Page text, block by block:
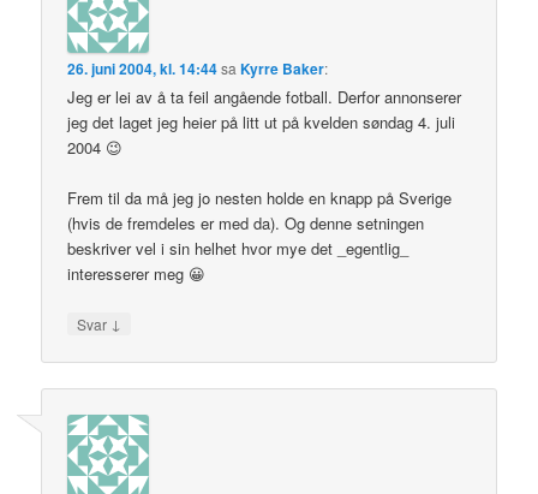
26. juni 2004, kl. 14:44sa Kyrre Baker:
Jeg er lei av å ta feil angående fotball. Derfor annonserer
jeg det laget jeg heier på litt ut på kvelden søndag 4. juli
2004 😉
Frem til da må jeg jo nesten holde en knapp på Sverige
(hvis de fremdeles er med da). Og denne setningen
beskriver vel i sin helhet hvor mye det _egentlig_
interesserer meg 😀
Svar ↓